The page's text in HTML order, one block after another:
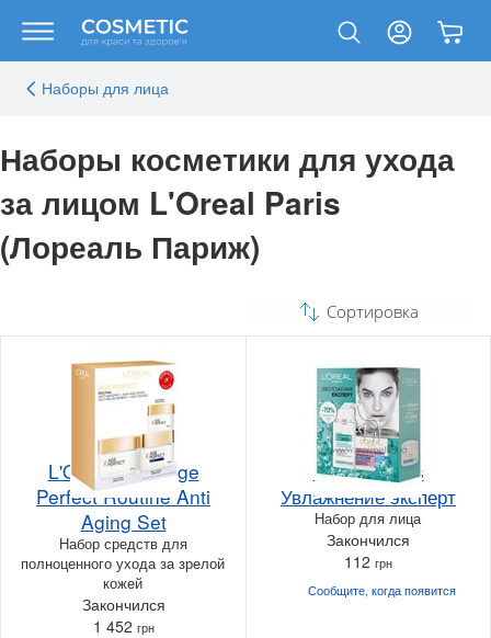
Наборы для лица
Наборы косметики для ухода
за лицом L'Oreal Paris
(Лореаль Париж)
Сортировка
L'Oreal Paris Age
Perfect Routine Anti
Aging Set
Набор средств для
полноценного ухода за зрелой
кожей
Закончился
1 452 грн
L'Oreal Paris
Увлажнение эксперт
Набор для лица
Закончился
112 грн
Сообщите, когдапоявится